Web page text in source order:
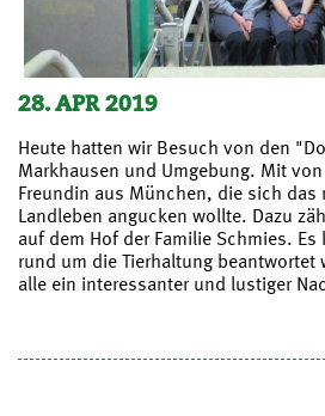
28. APR 2019
Heute hatten wir Besuch von den
Markhausen und Umgebung. Mit
Freundin aus München, die sich das
Landleben angucken wollte. Dazu
auf dem Hof der Familie Schmies. Es
rund um die Tierhaltung beantwortet
alle ein interessanter und lustiger